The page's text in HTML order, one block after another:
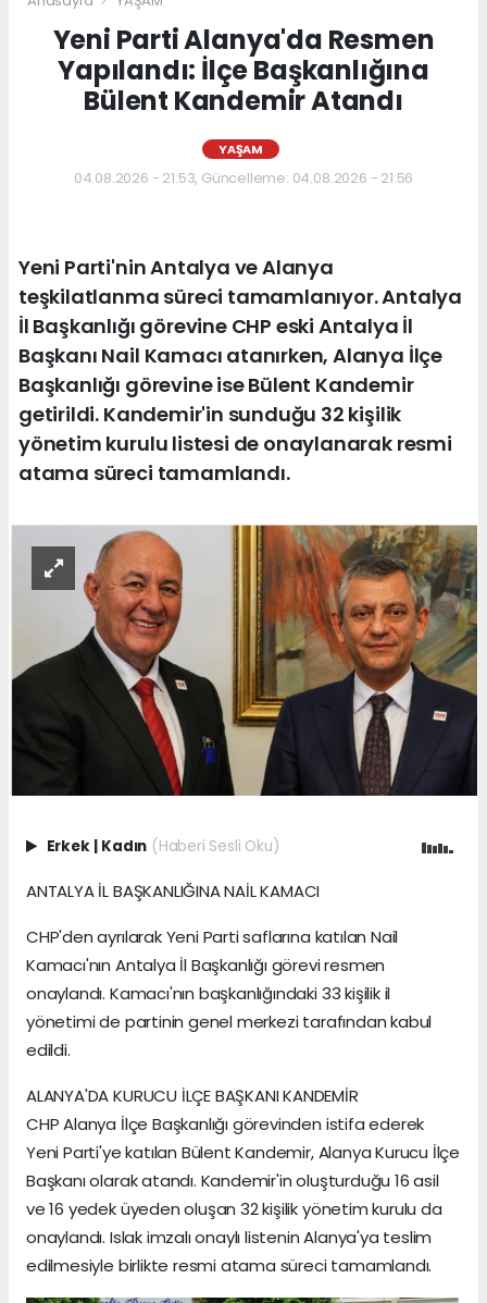
Yeni Parti Alanya'da Resmen
Yapılandı: İlçe Başkanlığına
Bülent Kandemir Atandı
YAŞAM
04.08.2026 - 21:53, Güncelleme: 04.08.2026 - 21:56
Yeni Parti'nin Antalya ve Alanya
teşkilatlanma süreci tamamlanıyor. Antalya
İl Başkanlığı görevine CHP eski Antalya İl
Başkanı Nail Kamacı atanırken, Alanya İlçe
Başkanlığı görevine ise Bülent Kandemir
getirildi. Kandemir'in sunduğu 32 kişilik
yönetim kurulu listesi de onaylanarak resmi
atama süreci tamamlandı.
Erkek | Kadın (Haberi Sesli Oku)
ANTALYA İL BAŞKANLIĞINA NAİL KAMACI
CHP'den ayrılarak Yeni Parti saflarına katılan Nail
Kamacı'nın Antalya İl Başkanlığı görevi resmen
onaylandı. Kamacı'nın başkanlığındaki 33 kişilik il
yönetimi de partinin genel merkezi tarafından kabul
edildi.
ALANYA'DA KURUCU İLÇE BAŞKANI KANDEMİR
CHP Alanya İlçe Başkanlığı görevinden istifa ederek
Yeni Parti'ye katılan Bülent Kandemir, Alanya Kurucu İlçe
Başkanı olarak atandı. Kandemir'in oluşturduğu 16 asil
ve 16 yedek üyeden oluşan 32 kişilik yönetim kurulu da
onaylandı. Islak imzalı onaylı listenin Alanya'ya teslim
edilmesiyle birlikte resmi atama süreci tamamlandı.